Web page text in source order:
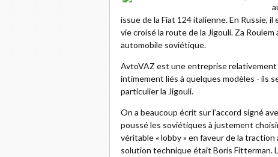
issue de la Fiat 124 italienne. En Russie,
vie croisé la route de la Jigouli. Za
automobile soviétique.
AvtoVAZ est une entreprise relativement
intimement liés à quelques modèles - ils
particulier la Jigouli.
On a beaucoup écrit sur l’accord signé
poussé les soviétiques à justement
véritable « lobby » en faveur de la
solution technique était Boris Fitterman.